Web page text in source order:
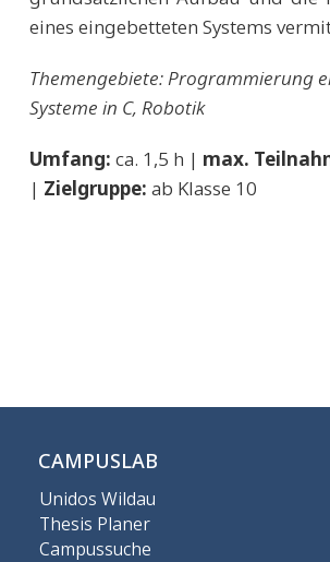
eines eingebetteten Systems
Themengebiete: Programmierung
Systeme in C, Robotik
Umfang: ca. 1,5 h | max.
| Zielgruppe: ab Klasse 10
CAMPUSLAB
Unidos Wildau
Thesis Planer
Campussuche